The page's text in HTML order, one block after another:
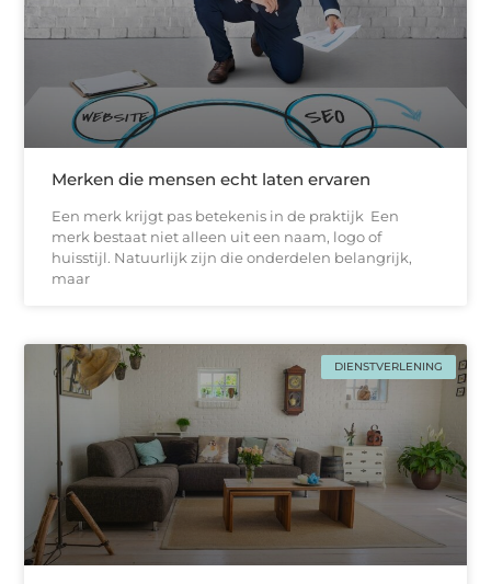
Merken die mensen echt laten ervaren
Een merk krijgt pas betekenis in de praktijk Een
merk bestaat niet alleen uit een naam, logo of
huisstijl. Natuurlijk zijn die onderdelen belangrijk,
maar
DIENSTVERLENING